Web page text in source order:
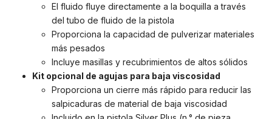
El fluido fluye directamente a la boquilla a través
del tubo de fluido de la pistola
Proporciona la capacidad de pulverizar materiales
más pesados
Incluye masillas y recubrimientos de altos sólidos
Kit opcional de agujas para baja viscosidad
Proporciona un cierre más rápido para reducir las
salpicaduras de material de baja viscosidad